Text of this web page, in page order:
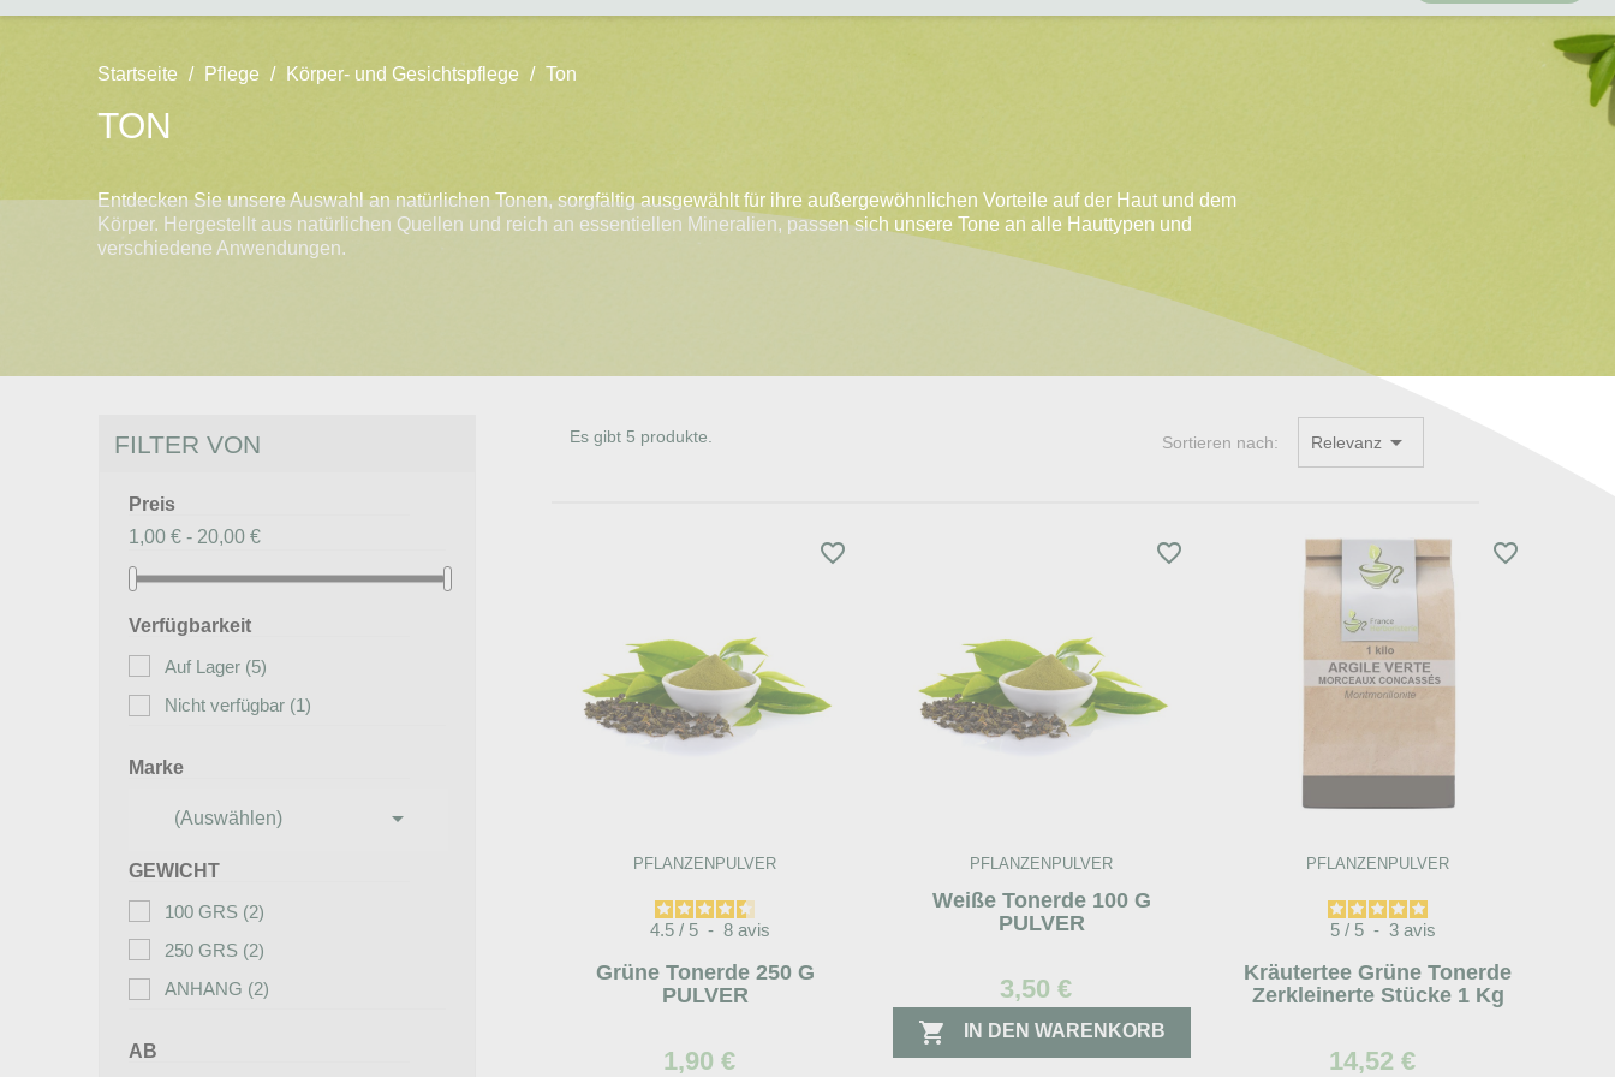
Startseite Pflege Körper- und Gesichtspflege Ton
TON
Entdecken Sie unsere Auswahl an natürlichen Tonen, sorgfältig ausgewählt für ihre außergewöhnlichen Vorteile auf der Haut und dem
Körper. Hergestellt aus natürlichen Quellen und reich an essentiellen Mineralien, passen sich unsere Tone an alle Hauttypen und
verschiedene Anwendungen.
FILTER VON
Preis
1,00 € - 20,00 €
Verfügbarkeit
Auf Lager (5)
Nicht verfügbar (1)
Marke
(Auswählen) 
GEWICHT
100 GRS (2)
250 GRS (2)
ANHANG (2)
AB
Es gibt 5 produkte. Sortieren nach: Relevanz
PFLANZENPULVER
4.5 / 5 - 8 avis
Grüne Tonerde 250 G
PULVER
1,90 €
favorite_border
PFLANZENPULVER
Weiße Tonerde 100 G
PULVER
3,50 €
 IN DEN WARENKORB
favorite_border
PFLANZENPULVER
5 / 5 - 3 avis
Kräutertee Grüne Tonerde
Zerkleinerte Stücke 1 Kg
14,52 €
favorite_border